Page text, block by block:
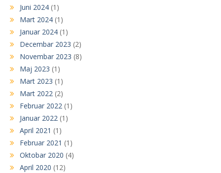
Juni 2024 (1)
Mart 2024 (1)
Januar 2024 (1)
Decembar 2023 (2)
Novembar 2023 (8)
Maj 2023 (1)
Mart 2023 (1)
Mart 2022 (2)
Februar 2022 (1)
Januar 2022 (1)
April 2021 (1)
Februar 2021 (1)
Oktobar 2020 (4)
April 2020 (12)